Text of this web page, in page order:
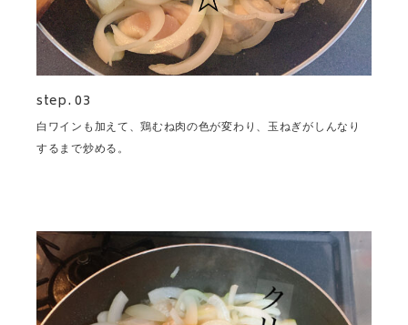
step. 03
白ワインも加えて、鶏むね肉の色が変わり、玉ねぎがしんなり
するまで炒める。